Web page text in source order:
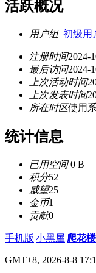
活跃概况
用户组 初级用
注册时间2024-
最后访问2024-
上次活动时间
上次发表时间
所在时区使用
统计信息
已用空间0 B
积分52
威望25
金币1
贡献0
手机版|小黑屋|爬花
GMT+8, 2026-8-8